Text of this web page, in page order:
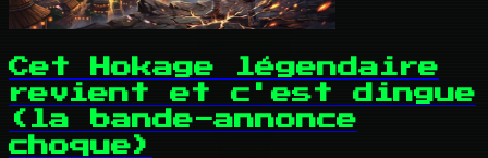
Cet Hokage légendaire
revient et c'est dingue
(la bande-annonce
choque)